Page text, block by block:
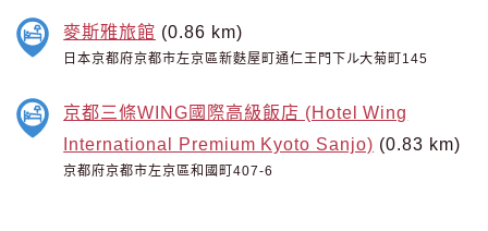
麥斯雅旅館 (0.86 km)
日本京都府京都市左京區新麩屋町通仁王門下ル大菊町145
京都三條WING國際高級飯店 (Hotel Wing
International Premium Kyoto Sanjo) (0.83 km)
京都府京都市左京區和國町407-6